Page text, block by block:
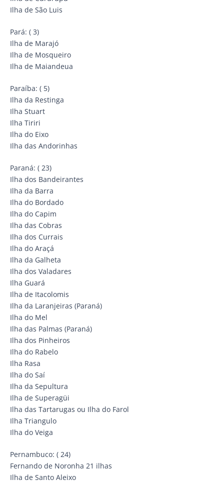
Ilha de São Luis
Pará: ( 3)
Ilha de Marajó
Ilha de Mosqueiro
Ilha de Maiandeua
Paraíba: ( 5)
Ilha da Restinga
Ilha Stuart
Ilha Tiriri
Ilha do Eixo
Ilha das Andorinhas
Paraná: ( 23)
Ilha dos Bandeirantes
Ilha da Barra
Ilha do Bordado
Ilha do Capim
Ilha das Cobras
Ilha dos Currais
Ilha do Araçá
Ilha da Galheta
Ilha dos Valadares
Ilha Guará
Ilha de Itacolomis
Ilha da Laranjeiras (Paraná)
Ilha do Mel
Ilha das Palmas (Paraná)
Ilha dos Pinheiros
Ilha do Rabelo
Ilha Rasa
Ilha do Saí
Ilha da Sepultura
Ilha de Superagüi
Ilha das Tartarugas ou Ilha do Farol
Ilha Triangulo
Ilha do Veiga
Pernambuco: ( 24)
Fernando de Noronha 21 ilhas
Ilha de Santo Aleixo